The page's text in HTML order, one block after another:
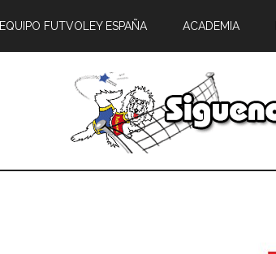
EQUIPO FUTVOLEY ESPAÑA ACADEMIA